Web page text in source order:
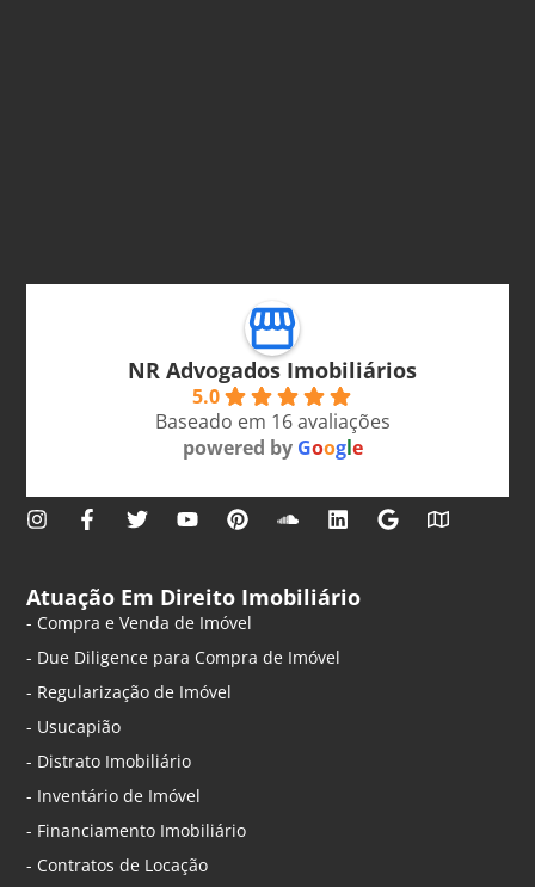
NR Advogados Imobiliários
5.0
Baseado em 16 avaliações
powered by Google
Atuação Em Direito Imobiliário
- Compra e Venda de Imóvel
- Due Diligence para Compra de Imóvel
- Regularização de Imóvel
- Usucapião
- Distrato Imobiliário
- Inventário de Imóvel
- Financiamento Imobiliário
- Contratos de Locação